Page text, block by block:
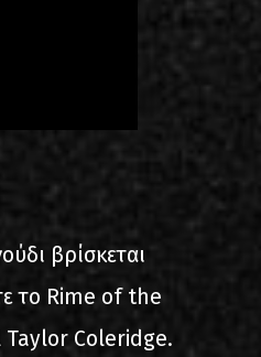
βρίσκεται
το Rime of the
Taylor Coleridge.